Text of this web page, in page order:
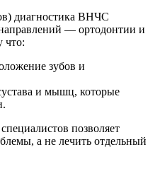
диагностика ВНЧС
направлений — ортодонтии и
что:
зубов и
и мышц, которые
позволяет
а не лечить отдельный